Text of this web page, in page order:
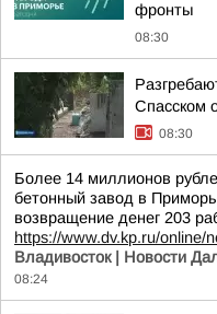
фронты
08:30
Спасском
08:30
Более 14 миллионов
бетонный завод в
возвращение денег 203
https://www.dv.kp.ru/online/
Владивосток | Новости
08:24